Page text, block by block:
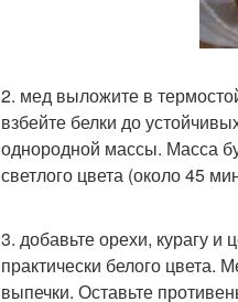
2. мед выложите в
взбейте белки до
однородной массы. Масса
светлого цвета (около 45
3. добавьте орехи, курагу
практически белого цвета.
выпечки. Оставьте